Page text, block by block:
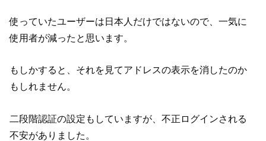
使っていたユーザーは日本人だけではないので、一気に
使用者が減ったと思います。
もしかすると、それを見てアドレスの表示を消したのか
もしれません。
二段階認証の設定もしていますが、不正ログインされる
不安がありました。